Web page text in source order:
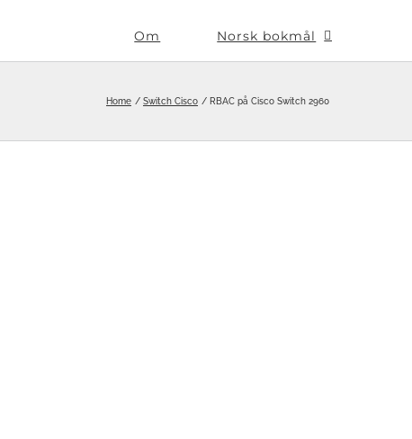
Om Norsk bokmål
Home Switch Cisco RBAC på Cisco Switch 2960